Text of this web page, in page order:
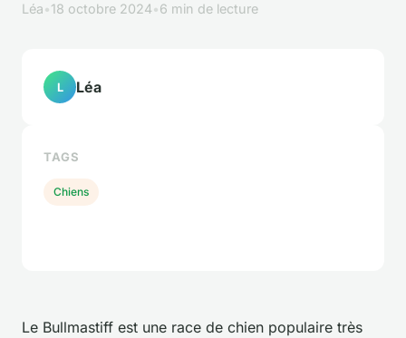
Léa•18 octobre 2024•6 min de lecture
Le Bullmastiff est une race de chien populaire très
L Léa
TAGS
Chiens